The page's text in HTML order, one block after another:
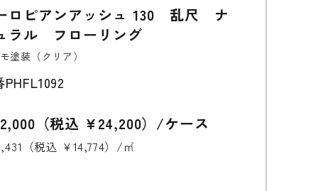
カウンター
洗面・キッチン
造作用材
アルミ遮熱材
プロユーザー向け情報
用情報
カタログ紹介
ロピアンアッシュ 130 乱尺 ナ
ラル フローリング
塗装（クリア）
PHFL1092
（税込 ¥24,200）/ケース
（税込 ¥14,774）/㎡